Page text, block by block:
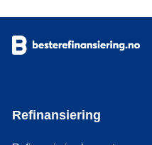
Refinansiering